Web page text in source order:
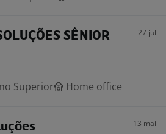
SÊNIOR 27 jul
Superior Home office
13 mai